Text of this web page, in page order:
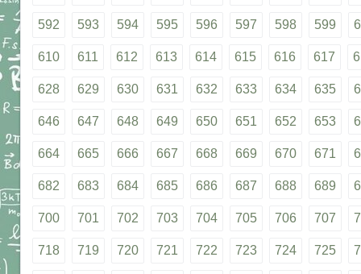
592 593 594 595 596 597 598 599
610 611 612 613 614 615 616 617
628 629 630 631 632 633 634 635
646 647 648 649 650 651 652 653
664 665 666 667 668 669 670 671
682 683 684 685 686 687 688 689
700 701 702 703 704 705 706 707
718 719 720 721 722 723 724 725